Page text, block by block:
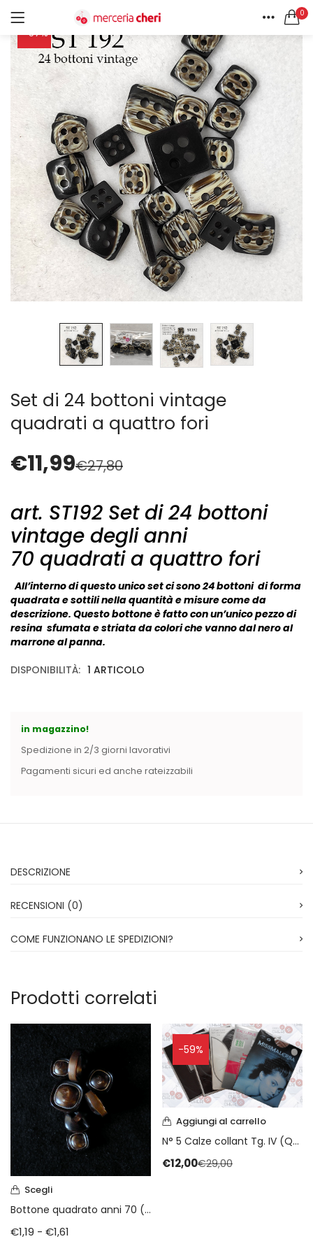
0
HOME
ACCOUNT
ACCEDI REGISTRATI
Ricordami
Password dimenticata?
CERCA IN:
Tutte le categorie
Accessori Design (56)
Accessori merceria (94)
Cesti portalavoro (8)
Aghi e spilli (24)
Applicazioni (26)
Borse (6)
Bottoni Vintage (204)
Lotti di Bottoni vintage (27)
Bottoni/alamari/automatici (46)
Alamari (5)
Calze collant donna (24)
Cappelli (16)
Cerniere lampo / Zip/Fibbie (27)
Elastici (10)
Fodere (5)
LANA (27)
Nastri, fettucce, cordoni, (49)
Prodotti per la sartoria (34)
Ricamo (119)
Quadri Mezzo Punto (92)
Canovacci Completi di Filati e Ago (24)
Sciarpe (8)
Set di Bottoni Vintage (77)
Swarovski (2)
Vintage (165)
-57%
Set di 24 bottoni vintage
quadrati a quattro fori
€11,99€27,80
art. ST192 Set di 24 bottoni
vintage degli anni
70 quadrati a quattro fori
All’interno di questo unico set ci sono 24 bottoni di forma
quadrata e sottili nella quantità e misure come da
descrizione. Questo bottone è fatto con un’unico pezzo di
resina sfumata e striata da colori che vanno dal nero al
marrone al panna.
DISPONIBILITÀ: 1 ARTICOLO
in magazzino!
Spedizione in 2/3 giorni lavorativi
Pagamenti sicuri ed anche rateizzabili
DESCRIZIONE
RECENSIONI (0)
COME FUNZIONANO LE SPEDIZIONI?
Prodotti correlati
Scegli
Bottone quadrato anni 70 (art. V1037)
€1,19 - €1,61
-59%
Aggiungi al carrello
N° 5 Calze collant Tg. IV (Quarta) (Imec – Malerba – Immagine – San Pellegrino)
€12,00€29,00